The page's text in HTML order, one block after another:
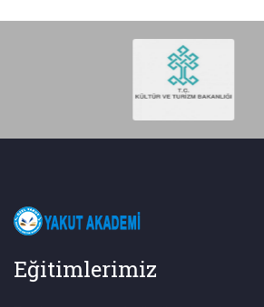
Eğitimlerimiz